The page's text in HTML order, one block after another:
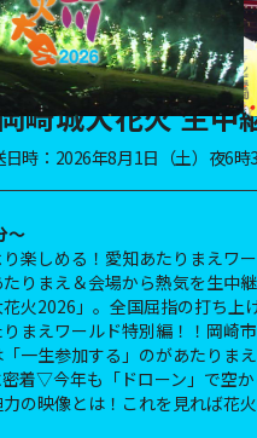
崎城大花火 生中
日時：2026年8月1日（土）夜6時
～
楽しめる！愛知あたりまえワ
りまえ＆会場から熱気を生中継
火2026」。全国屈指の打ち上
まえワールド特別編！！岡崎
一生参加する」のがあたりま
着▽今年も「ドローン」で空
の映像とは！これを見れば花